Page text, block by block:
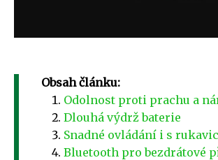
Obsah článku:
Odolnost proti prachu a
Dlouhá výdrž baterie
Snadné ovládání i s
Bluetooth pro bezdrátové